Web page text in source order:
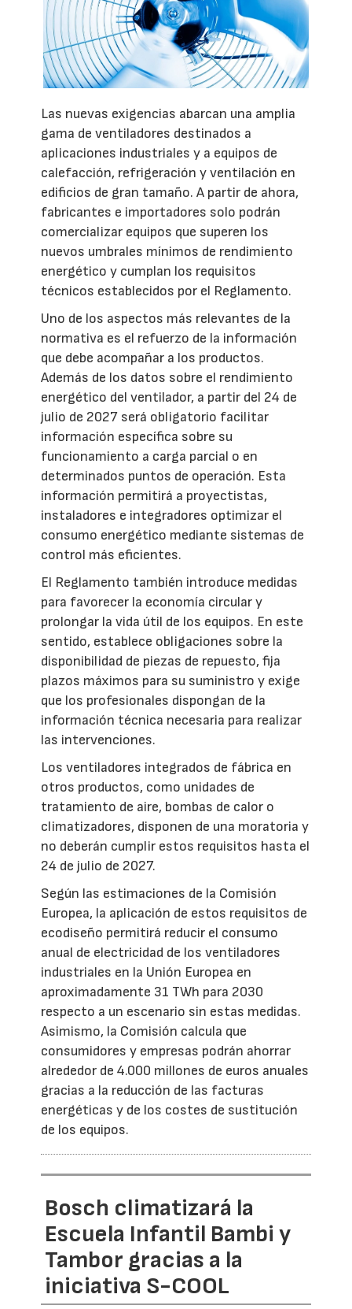
Las nuevas exigencias abarcan una amplia
gama de ventiladores destinados a
aplicaciones industriales y a equipos de
calefacción, refrigeración y ventilación en
edificios de gran tamaño. A partir de ahora,
fabricantes e importadores solo podrán
comercializar equipos que superen los
nuevos umbrales mínimos de rendimiento
energético y cumplan los requisitos
técnicos establecidos por el Reglamento.
Uno de los aspectos más relevantes de la
normativa es el refuerzo de la información
que debe acompañar a los productos.
Además de los datos sobre el rendimiento
energético del ventilador, a partir del 24 de
julio de 2027 será obligatorio facilitar
información específica sobre su
funcionamiento a carga parcial o en
determinados puntos de operación. Esta
información permitirá a proyectistas,
instaladores e integradores optimizar el
consumo energético mediante sistemas de
control más eficientes.
El Reglamento también introduce medidas
para favorecer la economía circular y
prolongar la vida útil de los equipos. En este
sentido, establece obligaciones sobre la
disponibilidad de piezas de repuesto, fija
plazos máximos para su suministro y exige
que los profesionales dispongan de la
información técnica necesaria para realizar
las intervenciones.
Los ventiladores integrados de fábrica en
otros productos, como unidades de
tratamiento de aire, bombas de calor o
climatizadores, disponen de una moratoria y
no deberán cumplir estos requisitos hasta el
24 de julio de 2027.
Según las estimaciones de la Comisión
Europea, la aplicación de estos requisitos de
ecodiseño permitirá reducir el consumo
anual de electricidad de los ventiladores
industriales en la Unión Europea en
aproximadamente 31 TWh para 2030
respecto a un escenario sin estas medidas.
Asimismo, la Comisión calcula que
consumidores y empresas podrán ahorrar
alrededor de 4.000 millones de euros anuales
gracias a la reducción de las facturas
energéticas y de los costes de sustitución
de los equipos.
Bosch climatizará la
Escuela Infantil Bambi y
Tambor gracias a la
iniciativa S-COOL